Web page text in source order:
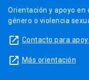
Orientación y apoyo en
género o violencia
launch Contacto para
launch Más orientación